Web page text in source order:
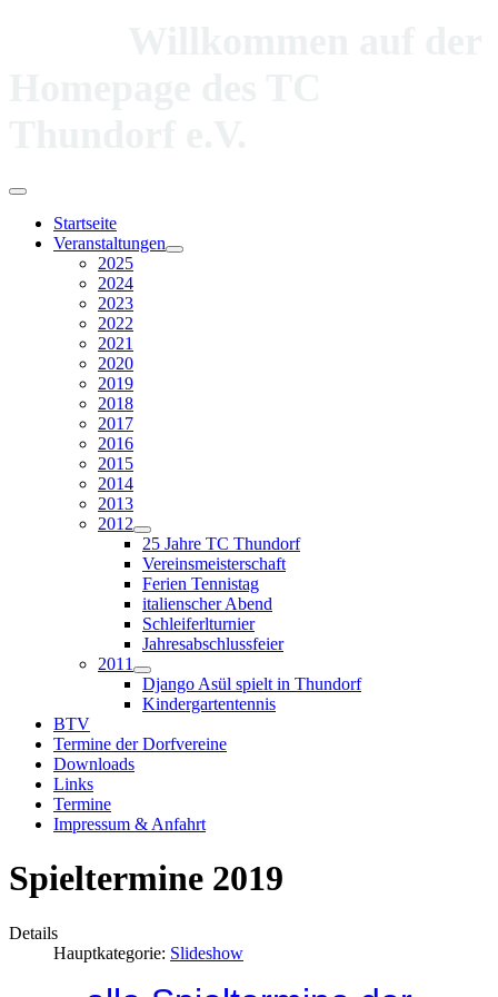
Startseite
Veranstaltungen
2025
2024
2023
2022
2021
2020
2019
2018
2017
2016
2015
2014
2013
2012
25 Jahre TC Thundorf
Vereinsmeisterschaft
Ferien Tennistag
italienscher Abend
Schleiferlturnier
Jahresabschlussfeier
2011
Django Asül spielt in Thundorf
Kindergartentennis
BTV
Termine der Dorfvereine
Downloads
Links
Termine
Impressum & Anfahrt
Spieltermine 2019
Details
Hauptkategorie: Slideshow